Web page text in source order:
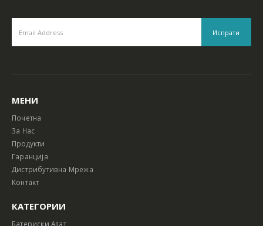
МЕНИ
Почетна
За Нас
Продукти
Гаранција
Дистрибутивна Мрежа
Контакт
КАТЕГОРИИ
Батериски Алат